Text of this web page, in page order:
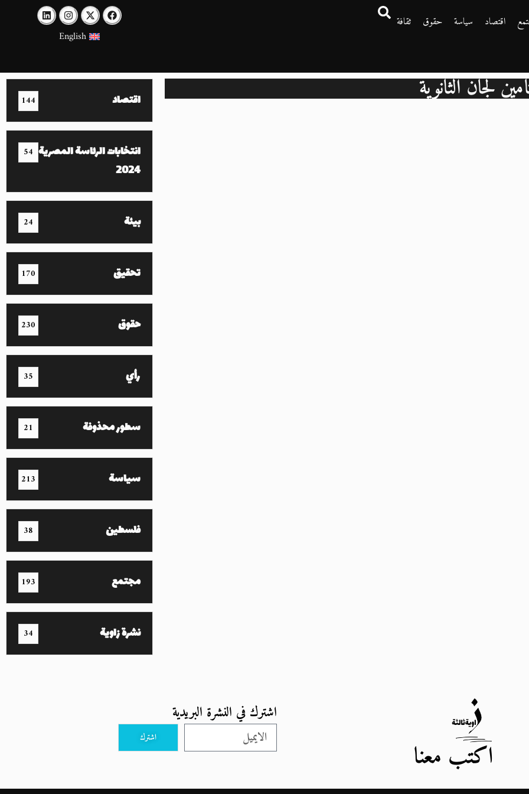
اقتصاد سياسة حقوق
ثقافة
English
لجان الثانوية اقتصاد 144
انتخابات الرئاسة المصرية
2024
54
بيئة 24
تحقيق 170
حقوق 230
رأي 35
سطور محذوفة 21
سياسة 213
فلسطين 38
مجتمع 193
نشرة زاوية 34
اكتب معنا
اشترك في النشرة البريدية
اشترك